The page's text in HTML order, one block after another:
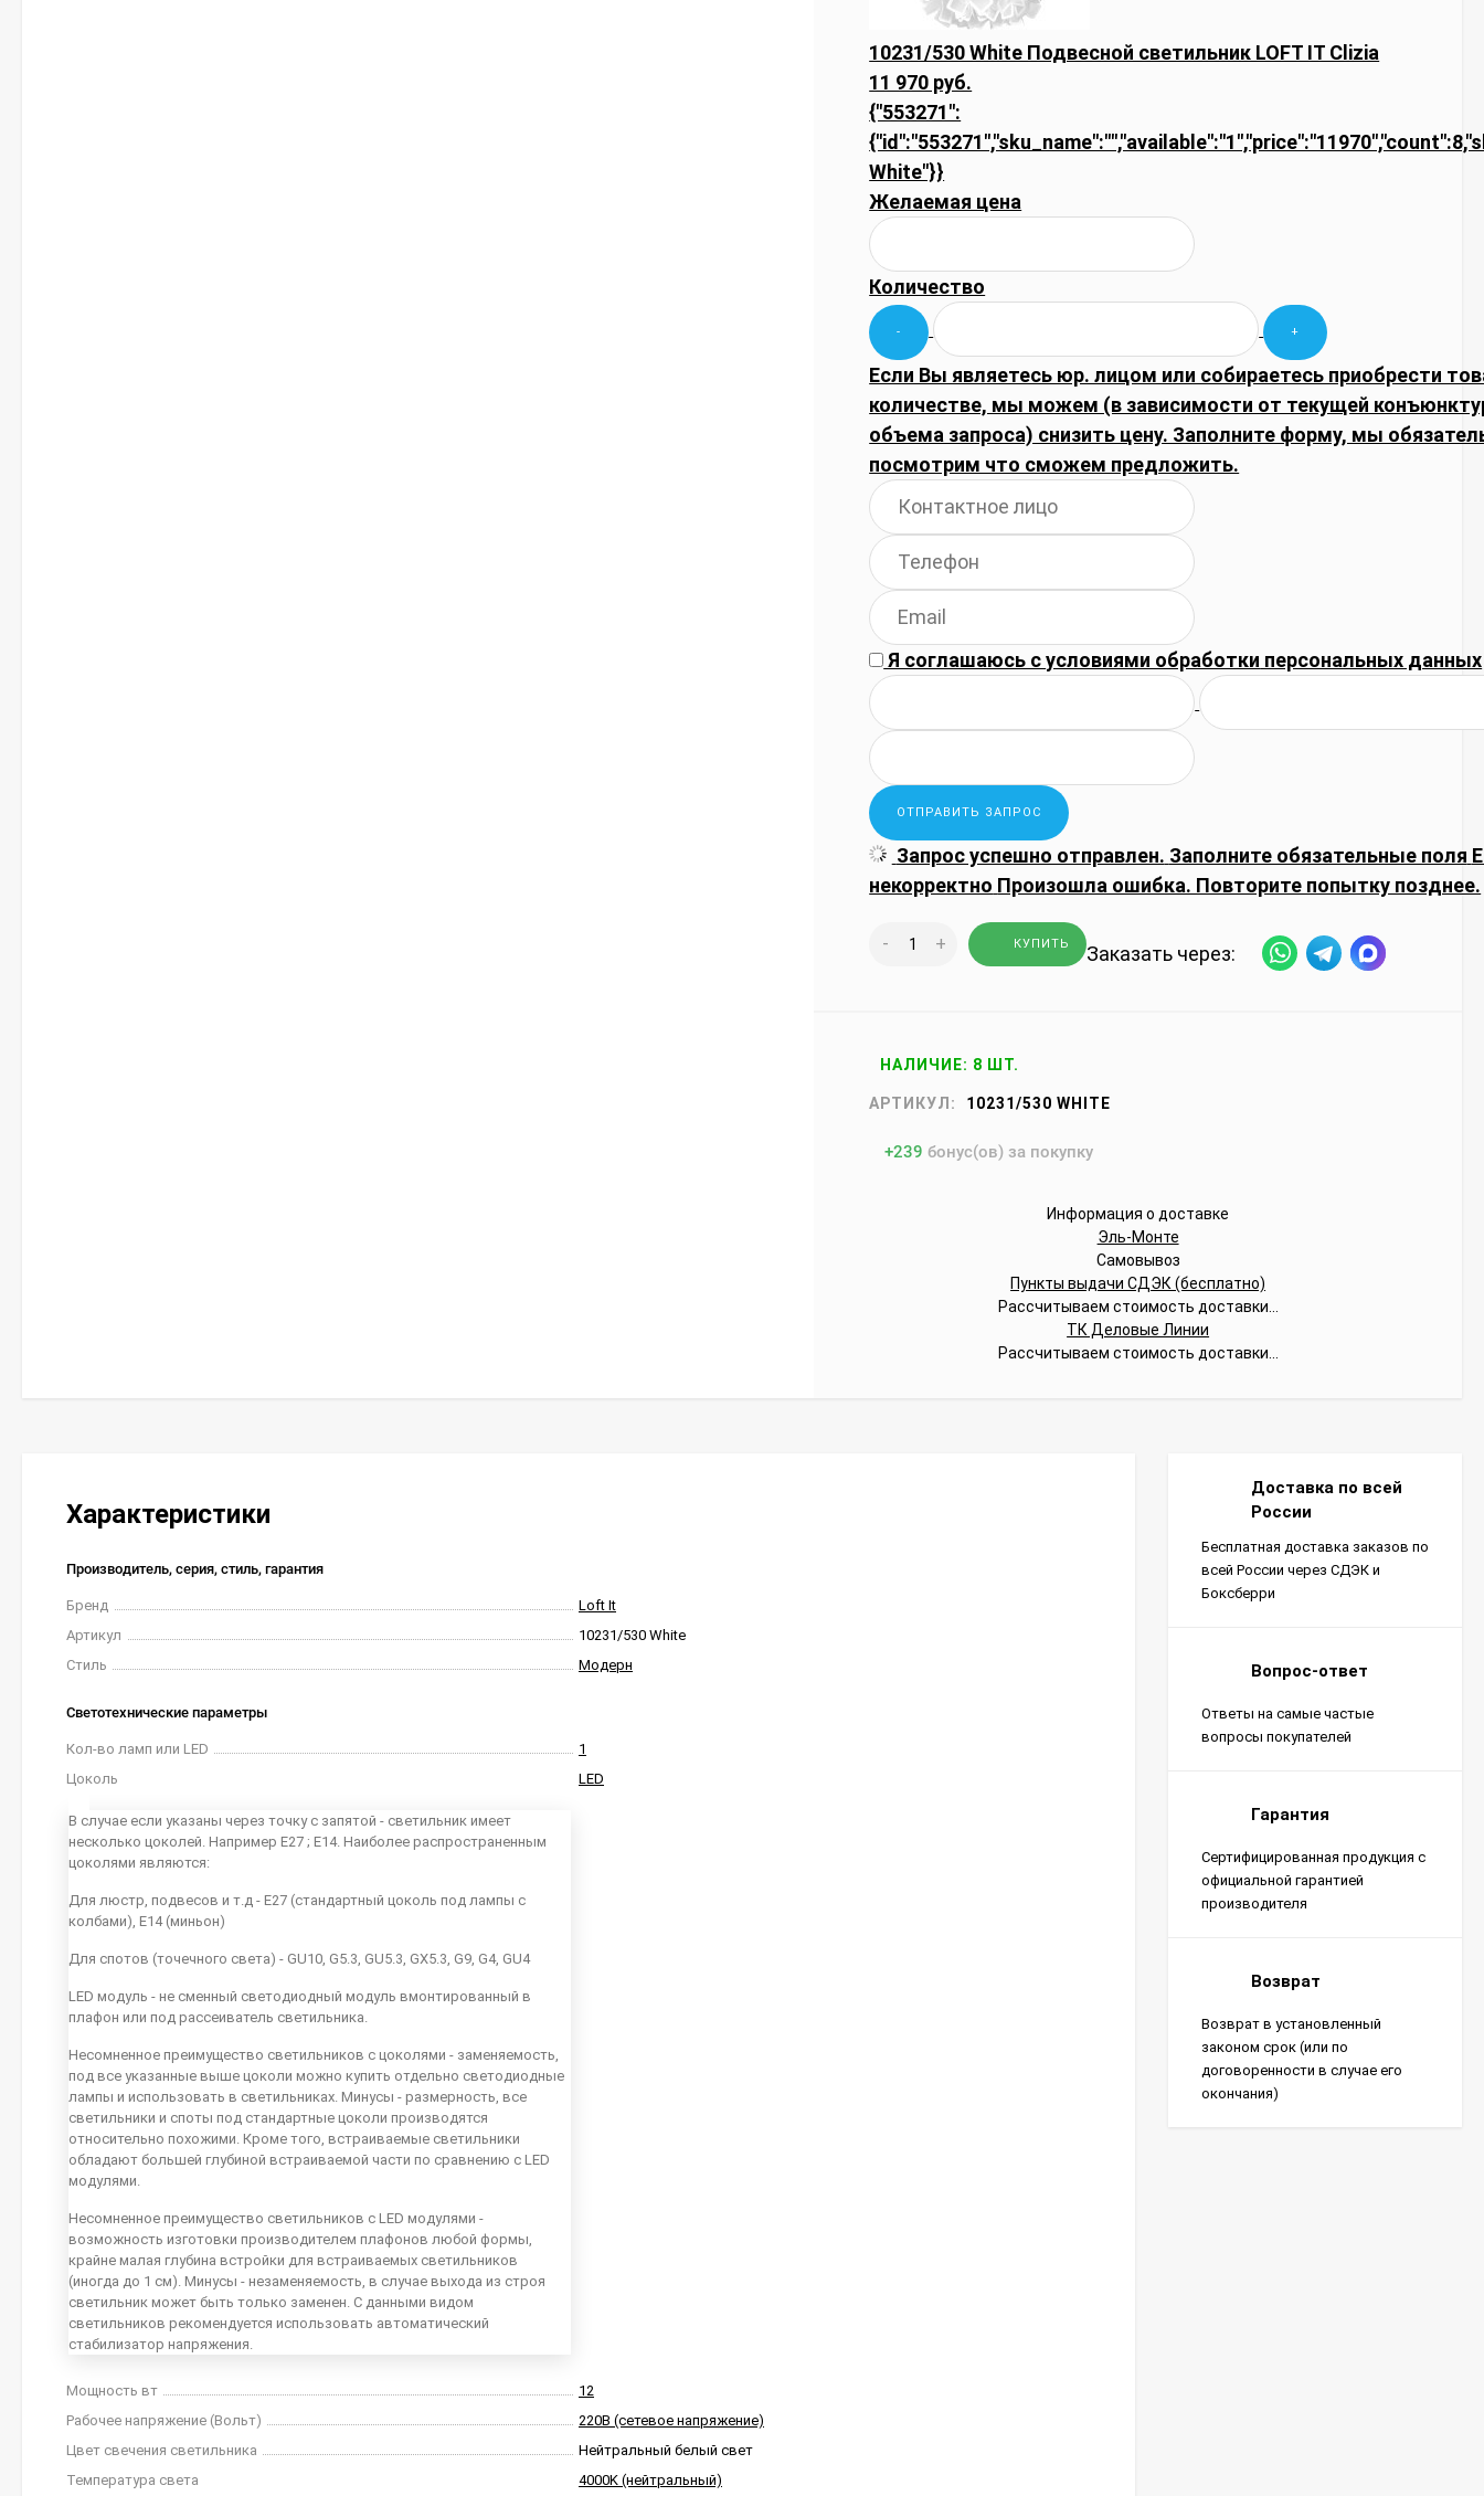
10231/530 White Подвесной светильник LOFT IT Clizia
11 970 руб.
{"553271":
White"}}
Желаемая цена
Количество
Если Вы являетесь юр. лицом или собираетесь приобрести
количестве, мы можем (в зависимости от текущей
объема запроса) снизить цену. Заполните форму, мы
посмотрим что сможем предложить.
Я соглашаюсь сусловиями обработки персональных данных
Запрос успешно отправлен. Заполните обязательные поля
некорректно Произошла ошибка. Повторите попытку позднее.
- + КУПИТЬ Заказать через:
НАЛИЧИЕ: 8 ШТ.
АРТИКУЛ: 10231/530 WHITE
+239 бонус(ов) за покупку
Информация о доставке
Эль-Монте
Самовывоз
Пункты выдачи СДЭК (бесплатно)
Рассчитываем стоимость доставки...
ТК Деловые Линии
Рассчитываем стоимость доставки...
Характеристики
Производитель, серия, стиль, гарантия
Бренд
Loft It
Артикул
10231/530 White
Стиль
Модерн
Светотехнические параметры
Кол-во ламп или LED
1
Цоколь
В случае если указаны через точку с запятой - светильник имеет
несколько цоколей. Например E27 ; E14. Наиболее распространенным
цоколями являются:
Для люстр, подвесов и т.д - E27 (стандартный цоколь под лампы с
колбами), E14 (миньон)
Для спотов (точечного света) - GU10, G5.3, GU5.3, GX5.3, G9, G4, GU4
LED модуль - не сменный светодиодный модуль вмонтированный в
плафон или под рассеиватель светильника.
Несомненное преимущество светильников с цоколями - заменяемость,
под все указанные выше цоколи можно купить отдельно светодиодные
лампы и использовать в светильниках. Минусы - размерность, все
светильники и споты под стандартные цоколи производятся
относительно похожими. Кроме того, встраиваемые светильники
обладают большей глубиной встраиваемой части по сравнению с LED
модулями.
Несомненное преимущество светильников с LED модулями -
возможность изготовки производителем плафонов любой формы,
крайне малая глубина встройки для встраиваемых светильников
(иногда до 1 см). Минусы - незаменяемость, в случае выхода из строя
светильник может быть только заменен. С данными видом
светильников рекомендуется использовать автоматический
стабилизатор напряжения.
LED
Мощность вт
12
Рабочее напряжение (Вольт)
220В (сетевое напряжение)
Цвет свечения светильника
Нейтральный белый свет
Температура света
4000K (нейтральный)
Доставка по всей
России
Бесплатная доставка заказов по
всей России через СДЭК и
Боксберри
Вопрос-ответ
Ответы на самые частые
вопросы покупателей
Гарантия
Сертифицированная продукция с
официальной гарантией
производителя
Возврат
Возврат в установленный
законом срок (или по
договоренности в случае его
окончания)